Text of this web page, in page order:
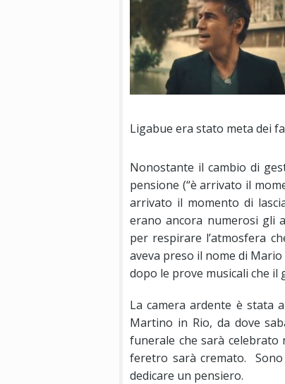
Ligabue era stato meta dei
Nonostante il cambio di
pensione (“è arrivato il
arrivato il momento di
erano ancora numerosi gli
per respirare l’atmosfera
aveva preso il nome di
dopo le prove musicali che il
La camera ardente è stata
Martino in Rio, da dove
funerale che sarà celebrato
feretro sarà cremato.
dedicare un pensiero.